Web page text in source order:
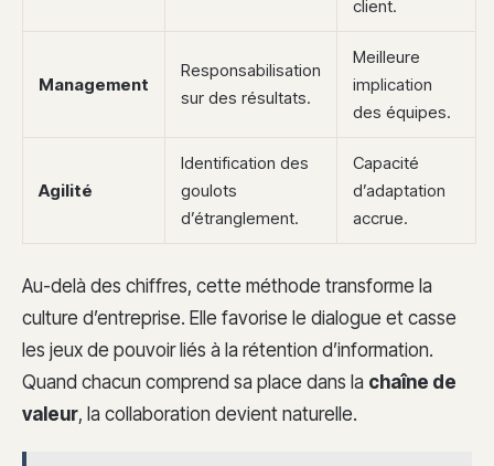
client.
Management
Responsabilisation
sur des résultats.
Meilleure
implication
des équipes.
Agilité
Identification des
goulots
d’étranglement.
Capacité
d’adaptation
accrue.
Au-delà des chiffres, cette méthode transforme la
culture d’entreprise. Elle favorise le dialogue et casse
les jeux de pouvoir liés à la rétention d’information.
Quand chacun comprend sa place dans la chaîne de
valeur, la collaboration devient naturelle.